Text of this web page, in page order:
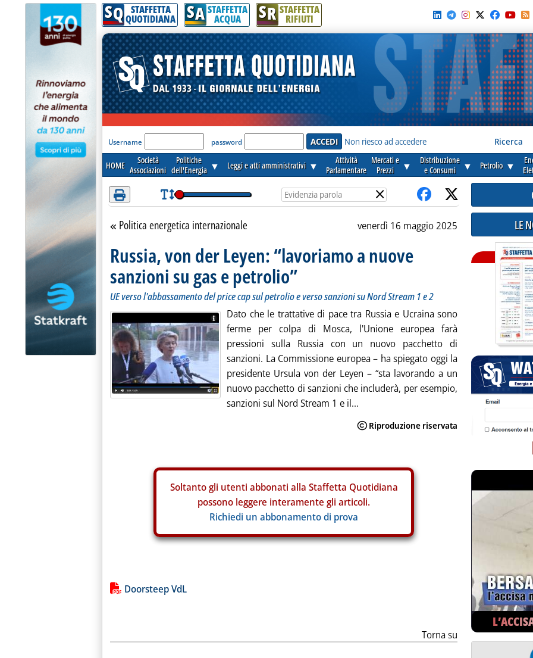
Attenzione! Esegui l'accesso per lèggere interamente la notizia.
SQ STAFFETTA
QUOTIDIANA SA STAFFETTA
ACQUA SR STAFFETTA
RIFIUTI
'Modulo Login per accedere'
Username password Non riesco ad accedere Ricerca
HOME
Società
Associazioni
Politiche
dell'Energia ▼ Leggi e atti amministrativi ▼
Attività
Parlamentare
Mercati e
Prezzi
▼
Distribuzione
e Consumi
▼ Petrolio ▼
×
Torna alla sezione
Politica energetica internazionale venerdì 16 maggio 2025
Russia, von der Leyen: “lavoriamo a nuove
sanzioni su gas e petrolio”
UE verso l'abbassamento del price cap sul petrolio e verso sanzioni su Nord Stream 1 e 2
Dato che le trattative di pace tra Russia e Ucraina sono
ferme per colpa di Mosca, l'Unione europea farà
pressioni sulla Russia con un nuovo pacchetto di
sanzioni. La Commissione europea – ha spiegato oggi la
presidente Ursula von der Leyen – “sta lavorando a un
nuovo pacchetto di sanzioni che includerà, per esempio,
sanzioni sul Nord Stream 1 e il...
Soltanto gli utenti abbonati alla Staffetta Quotidiana
possono leggere interamente gli articoli.
Richiedi un abbonamento di prova
Lista allegati PDF alla notizia
Doorsteep VdL
Torna su
LE